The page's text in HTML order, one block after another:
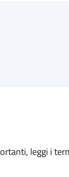
leggi i